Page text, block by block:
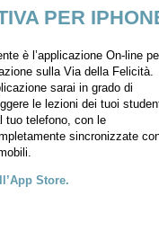
PER
è l’applicazione On-line
sulla Via della Felicità.
sarai in grado di
le lezioni dei tuoi
tuo telefono, con le
sincronizzate
Store.